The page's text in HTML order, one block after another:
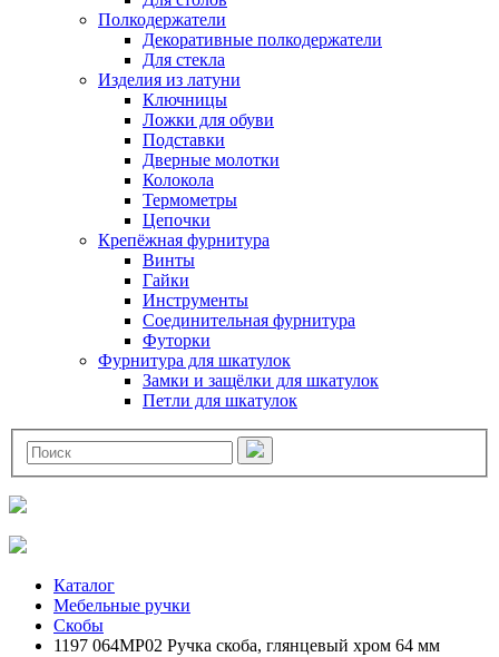
Полкодержатели
Декоративные полкодержатели
Для стекла
Изделия из латуни
Ключницы
Ложки для обуви
Подставки
Дверные молотки
Колокола
Термометры
Цепочки
Крепёжная фурнитура
Винты
Гайки
Инструменты
Соединительная фурнитура
Футорки
Фурнитура для шкатулок
Замки и защёлки для шкатулок
Петли для шкатулок
Каталог
Мебельные ручки
Скобы
1197 064MP02 Ручка скоба, глянцевый хром 64 мм